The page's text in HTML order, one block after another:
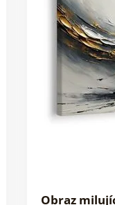
Obraz